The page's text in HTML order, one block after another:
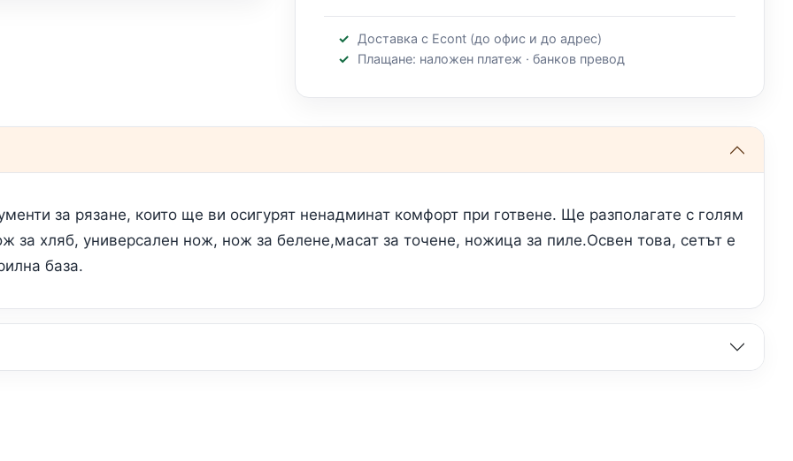
Доставка с Econt (до офис и до адрес)
Плащане: наложен платеж · банков превод
за рязане, които ще ви осигурят ненадминат комфорт при готвене. Ще разполагате с голям
за хляб, универсален нож, нож за белене,масат за точене, ножица за пиле.Освен това, сетът е
база.